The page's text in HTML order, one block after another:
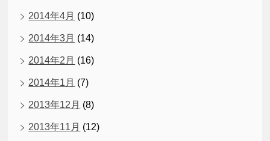
2014年4月 (10)
2014年3月 (14)
2014年2月 (16)
2014年1月 (7)
2013年12月 (8)
2013年11月 (12)